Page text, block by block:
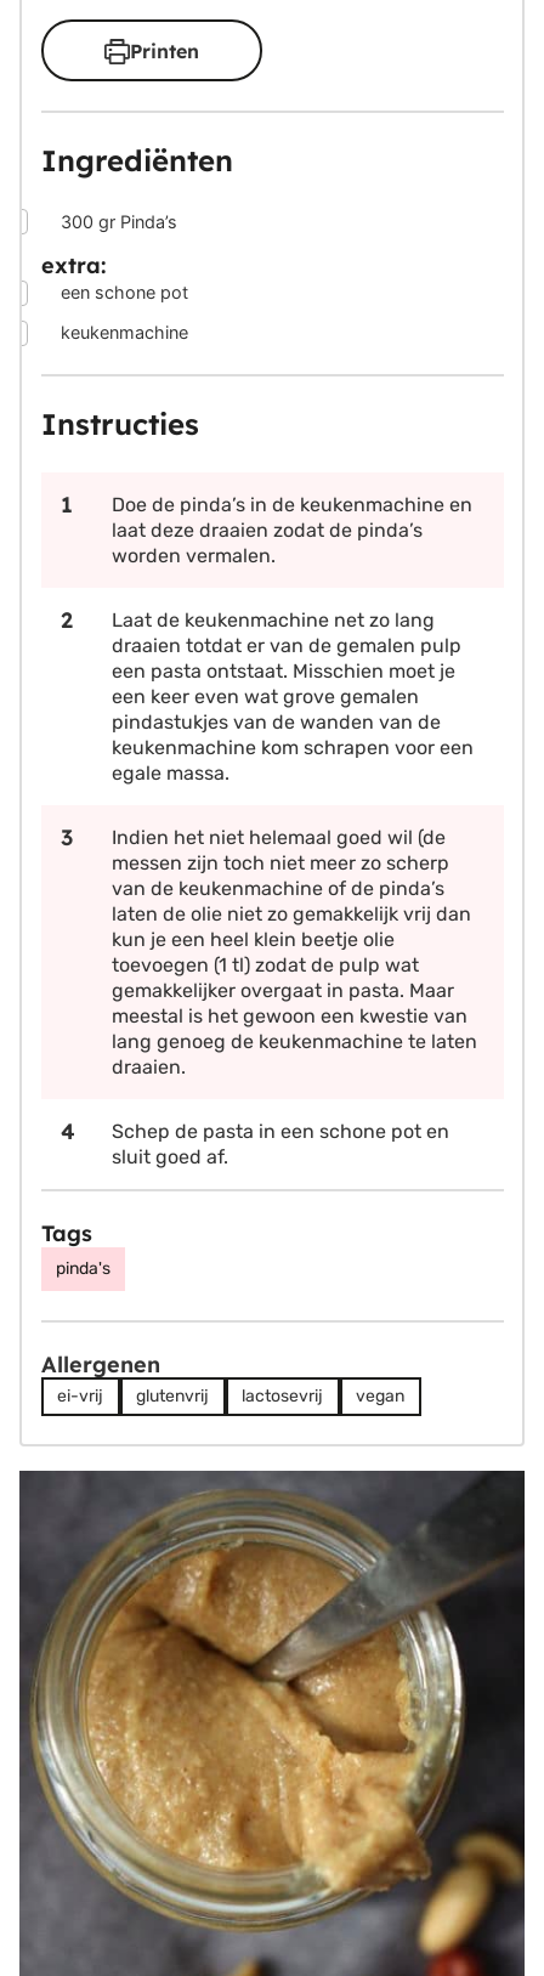
Printen
Ingrediënten
300 gr Pinda’s
extra:
een schone pot
keukenmachine
Instructies
Doe de pinda’s in de keukenmachine en
laat deze draaien zodat de pinda’s
worden vermalen.
Laat de keukenmachine net zo lang
draaien totdat er van de gemalen pulp
een pasta ontstaat. Misschien moet je
een keer even wat grove gemalen
pindastukjes van de wanden van de
keukenmachine kom schrapen voor een
egale massa.
Indien het niet helemaal goed wil (de
messen zijn toch niet meer zo scherp
van de keukenmachine of de pinda’s
laten de olie niet zo gemakkelijk vrij dan
kun je een heel klein beetje olie
toevoegen (1 tl) zodat de pulp wat
gemakkelijker overgaat in pasta. Maar
meestal is het gewoon een kwestie van
lang genoeg de keukenmachine te laten
draaien.
Schep de pasta in een schone pot en
sluit goed af.
Tags
pinda's
Allergenen
ei-vrij glutenvrij lactosevrij vegan